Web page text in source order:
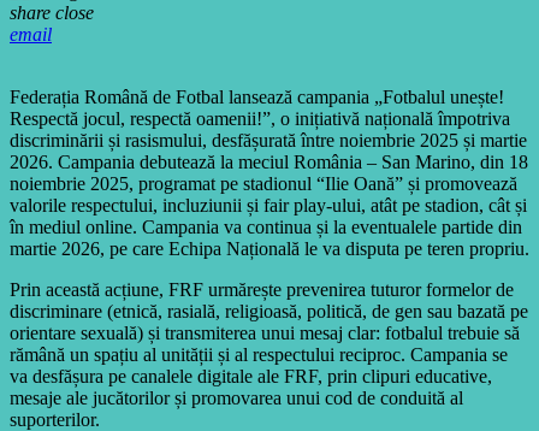
share close
email
Federația Română de Fotbal lansează campania „Fotbalul unește!
Respectă jocul, respectă oamenii!”, o inițiativă națională împotriva
discriminării și rasismului, desfășurată între noiembrie 2025 și martie
2026. Campania debutează la meciul România – San Marino, din 18
noiembrie 2025, programat pe stadionul “Ilie Oană” și promovează
valorile respectului, incluziunii și fair play-ului, atât pe stadion, cât și
în mediul online. Campania va continua și la eventualele partide din
martie 2026, pe care Echipa Națională le va disputa pe teren propriu.
Prin această acțiune, FRF urmărește prevenirea tuturor formelor de
discriminare (etnică, rasială, religioasă, politică, de gen sau bazată pe
orientare sexuală) și transmiterea unui mesaj clar: fotbalul trebuie să
rămână un spațiu al unității și al respectului reciproc. Campania se
va desfășura pe canalele digitale ale FRF, prin clipuri educative,
mesaje ale jucătorilor și promovarea unui cod de conduită al
suporterilor.